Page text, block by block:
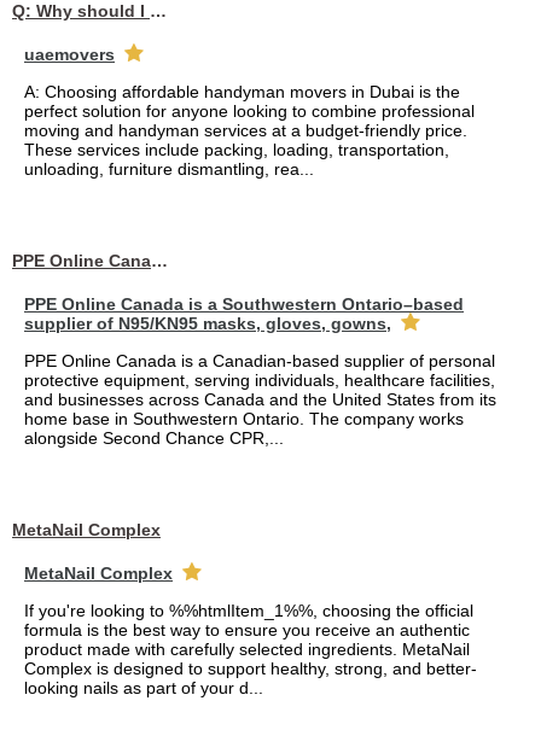
Q: Why should I choose affordable handyman movers in Dubai for my relocation and maintenance needs?
uaemovers
A: Choosing affordable handyman movers in Dubai is the
perfect solution for anyone looking to combine professional
moving and handyman services at a budget-friendly price.
These services include packing, loading, transportation,
unloading, furniture dismantling, rea...
PPE Online Canada – Bulk PPE Supplier | N95, Gloves, Masks & Medical Supplies
PPE Online Canada is a Southwestern Ontario–based
supplier of N95/KN95 masks, gloves, gowns,
PPE Online Canada is a Canadian-based supplier of personal
protective equipment, serving individuals, healthcare facilities,
and businesses across Canada and the United States from its
home base in Southwestern Ontario. The company works
alongside Second Chance CPR,...
MetaNail Complex
MetaNail Complex
If you're looking to %%htmlItem_1%%, choosing the official
formula is the best way to ensure you receive an authentic
product made with carefully selected ingredients. MetaNail
Complex is designed to support healthy, strong, and better-
looking nails as part of your d...